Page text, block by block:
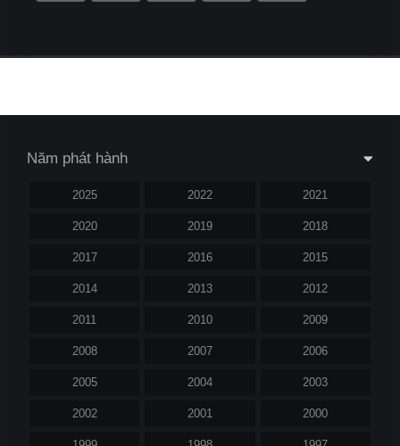
Năm phát hành
2025 2022 2021
2020 2019 2018
2017 2016 2015
2014 2013 2012
2011 2010 2009
2008 2007 2006
2005 2004 2003
2002 2001 2000